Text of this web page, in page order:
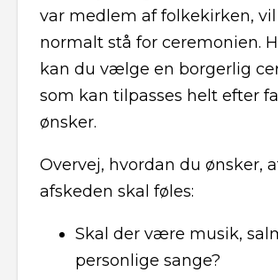
var medlem af folkekirken,
normalt stå for ceremonien.
kan du vælge en borgerlig
som kan tilpasses helt efter
ønsker.
Overvej, hvordan du ønsker,
afskeden skal føles:
Skal der være musik,
personlige sange?